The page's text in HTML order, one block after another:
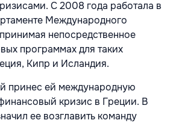
С 2008 года работала в
Международного
непосредственное
программах для таких
Кипр и Исландия.
принес ей международную
кризис в Греции. В
ее возглавить команду